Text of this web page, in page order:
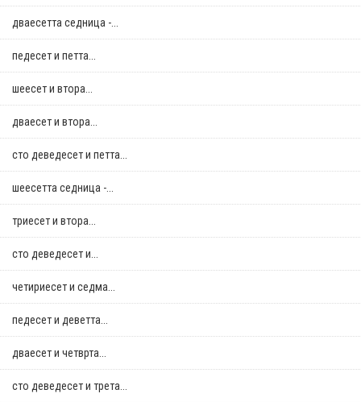
дваесетта седница -...
педесет и петта...
шеесет и втора...
дваесет и втора...
сто деведесет и петта...
шеесетта седница -...
триесет и втора...
сто деведесет и...
четириесет и седма...
педесет и деветта...
дваесет и четврта...
сто деведесет и трета...